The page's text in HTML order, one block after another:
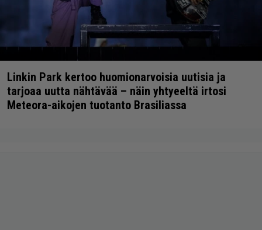
Linkin Park kertoo huomionarvoisia uutisia ja
tarjoaa uutta nähtävää – näin yhtyeeltä irtosi
Meteora-aikojen tuotanto Brasiliassa